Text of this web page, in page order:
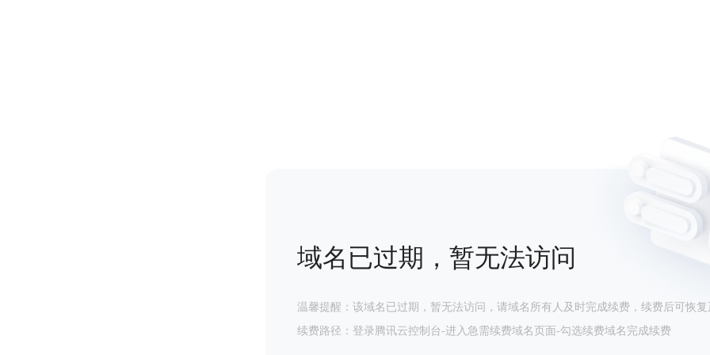
域名已过期，暂无法访问
温馨提醒：该域名已过期，暂无法访问，请域名所有人及时完成续费，续费后可恢复
续费路径：登录腾讯云控制台-进入急需续费域名页面-勾选续费域名完成续费